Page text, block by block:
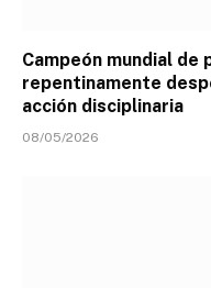
Campeón mundial de
repentinamente
acción disciplinaria
08/05/2026